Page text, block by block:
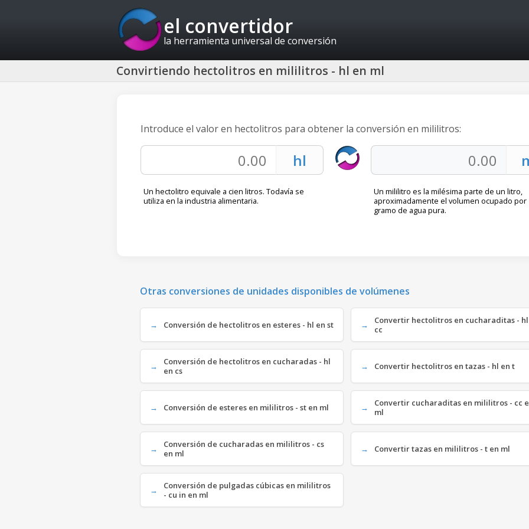
el convertidor
la herramienta universal de conversión
Convirtiendo hectolitros en mililitros - hl en ml
Introduce el valor en hectolitros para obtener la conversión en mililitros:
Un hectolitro equivale a cien litros. Todavía se
utiliza en la industria alimentaria.
Un mililitro es la milésima parte de un litro,
aproximadamente el volumen ocupado por
gramo de agua pura.
Otras conversiones de unidades disponibles de volúmenes
Conversión de hectolitros en esteres - hl en st
Convertir hectolitros en cucharaditas -
cc
Conversión de hectolitros en cucharadas - hl
en cs
Convertir hectolitros en tazas - hl en t
Conversión de esteres en mililitros - st en ml
Convertir cucharaditas en mililitros - cc
ml
Conversión de cucharadas en mililitros - cs
en ml
Convertir tazas en mililitros - t en ml
Conversión de pulgadas cúbicas en mililitros
- cu in en ml